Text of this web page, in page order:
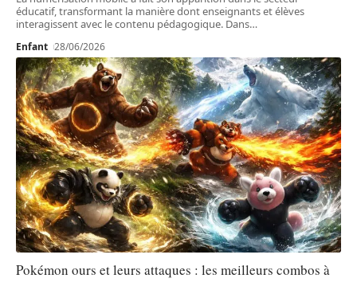
éducatif, transformant la manière dont enseignants et élèves
interagissent avec le contenu pédagogique. Dans…
Enfant 28/06/2026
Pokémon ours et leurs attaques : les meilleurs combos à